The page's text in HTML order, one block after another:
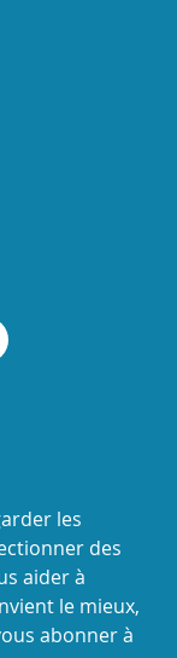
les
des
aider à
le mieux,
abonner à